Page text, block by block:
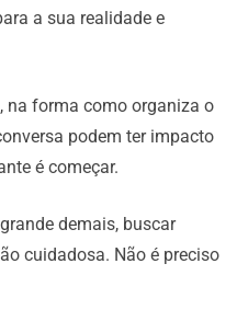
a sua realidade e
na forma como organiza o
podem ter impacto
é começar.
demais, buscar
cuidadosa. Não é preciso